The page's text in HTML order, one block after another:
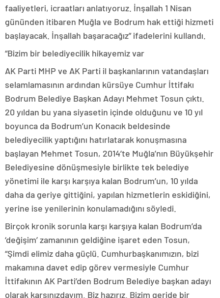
faaliyetleri, icraatları anlatıyoruz. İnşallah 1 Nisan
gününden itibaren Muğla ve Bodrum hak ettiği hizmeti
başlayacak. İnşallah başaracağız” ifadelerini kullandı.
“Bizim bir belediyecilik hikayemiz var
AK Parti MHP ve AK Parti il başkanlarının vatandaşları
selamlamasının ardından kürsüye Cumhur İttifakı
Bodrum Belediye Başkan Adayı Mehmet Tosun çıktı.
20 yıldan bu yana siyasetin içinde olduğunu ve 10 yıl
boyunca da Bodrum’un Konacık beldesinde
belediyecilik yaptığını hatırlatarak konuşmasına
başlayan Mehmet Tosun, 2014’te Muğla’nın Büyükşehir
Belediyesine dönüşmesiyle birlikte tek belediye
yönetimi ile karşı karşıya kalan Bodrum’un, 10 yılda
daha da geriye gittiğini, yapılan hizmetlerin eskidiğini,
yerine ise yenilerinin konulamadığını söyledi.
Birçok kronik sorunla karşı karşıya kalan Bodrum’da
‘değişim’ zamanının geldiğine işaret eden Tosun,
“Şimdi elimiz daha güçlü. Cumhurbaşkanımızın, bizi
makamına davet edip görev vermesiyle Cumhur
İttifakının AK Parti’den Bodrum Belediye başkan adayı
olarak karşınızdayım. Biz hazırız. Bizim geride bir